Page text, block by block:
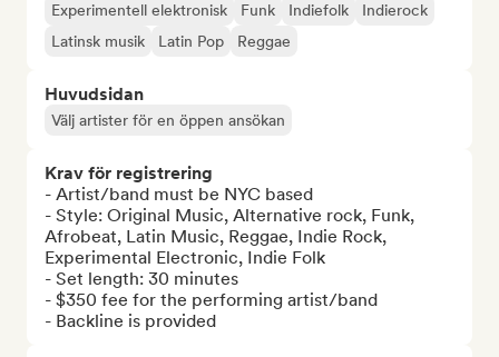
Experimentell elektronisk
Funk Indiefolk
Indierock
Latinsk musik
Latin Pop Reggae
Huvudsidan
Välj artister för en öppen ansökan
Krav för registrering
- Artist/band must be NYC based
- Style: Original Music, Alternative rock, Funk,
Afrobeat, Latin Music, Reggae, Indie Rock,
Experimental Electronic, Indie Folk
- Set length: 30 minutes
- $350 fee for the performing artist/band
- Backline is provided